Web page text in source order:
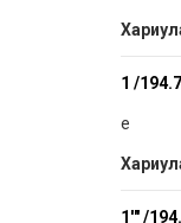
1 /
e
1'" /